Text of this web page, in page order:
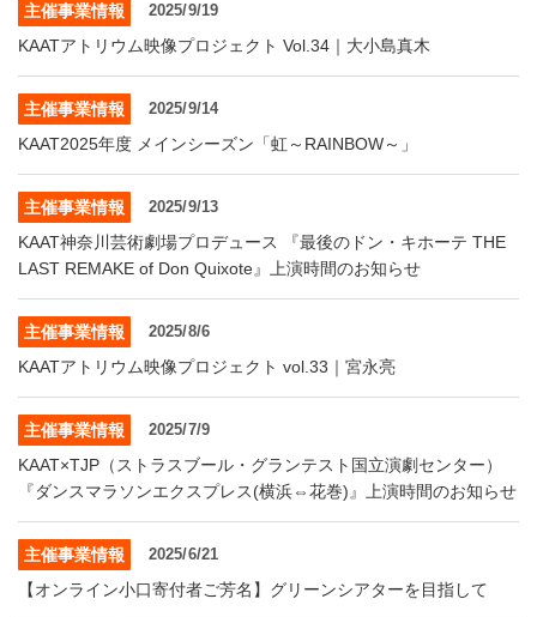
・ よくある質問
・ 芸術監督
・ 施設概要
・ フロアマップ
・ レストラン/カフェ
SNS
主催事業情報 2025/9/19
KAATアトリウム映像プロジェクト Vol.34｜大小島真木
主催事業情報 2025/9/14
KAAT2025年度 メインシーズン「虹～RAINBOW～」
主催事業情報 2025/9/13
KAAT神奈川芸術劇場プロデュース 『最後のドン・キホーテ THE
LAST REMAKE of Don Quixote』上演時間のお知らせ
主催事業情報 2025/8/6
KAATアトリウム映像プロジェクト vol.33｜宮永亮
主催事業情報 2025/7/9
KAAT×TJP（ストラスブール・グランテスト国立演劇センター）
『ダンスマラソンエクスプレス(横浜⇔花巻)』上演時間のお知らせ
主催事業情報 2025/6/21
【オンライン小口寄付者ご芳名】グリーンシアターを目指して